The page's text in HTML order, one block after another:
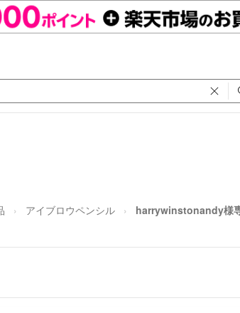
アイブロウペンシル harrywinstonandy様